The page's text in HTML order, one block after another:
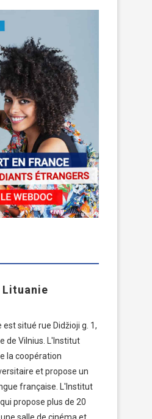
situé rue Didžioji g. 1,
de Vilnius. L'Institut
la coopération
et propose un
française. L'Institut
propose plus de 20